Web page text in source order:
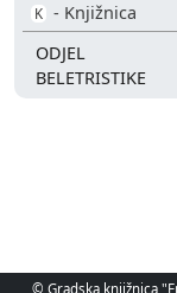
K - Knjižnica
ODJEL
BELETRISTIKE
© Gradska knjižnica